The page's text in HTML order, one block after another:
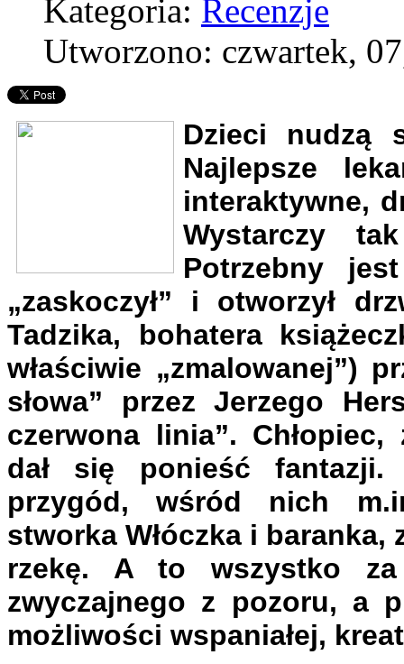
Kategoria: Recenzje
Utworzono: czwartek,
Dzieci nudzą
Najlepsze
interaktywne,
Wystarczy
Potrzebny
„zaskoczył” i otworzył
Tadzika, bohatera
właściwie „zmalowanej”)
słowa” przez Jerzego
czerwona linia”.
dał się ponieść fantazji.
przygód, wśród nich
stworka Włóczka i baranka,
rzekę. A to wszystko za
zwyczajnego z pozoru, a
możliwości wspaniałej,